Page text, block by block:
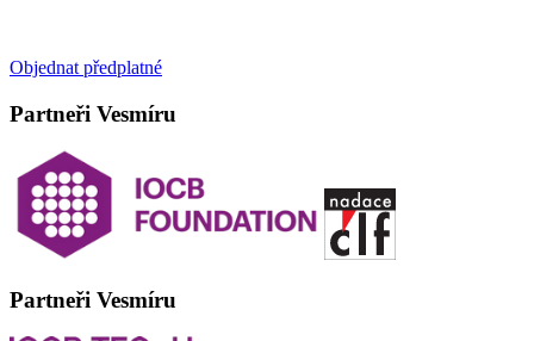
Objednat předplatné
Partneři Vesmíru
Partneři Vesmíru